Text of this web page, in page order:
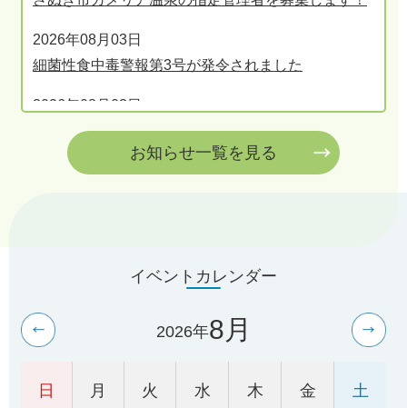
2026年08月03日
細菌性食中毒警報第3号が発令されました
2026年08月03日
令和8年度 さぬき市議会 行政視察報告
2026年08月02日
男女共同参画セミナー（図書館かしきり! お父さんと
いっしょに たんていになろう!） を開催します
2026年07月31日
お知らせ一覧を見る
イベントカレンダー
2026年8 月
日 月 火 水 木 金 土